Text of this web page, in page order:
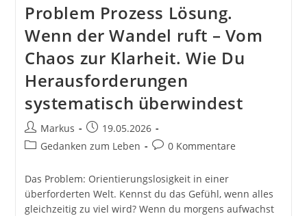
Problem Prozess Lösung.
Wenn der Wandel ruft – Vom
Chaos zur Klarheit. Wie Du
Herausforderungen
systematisch überwindest
Beitrags-
Autor:
Markus
Beitrag
veröffentlicht:
19.05.2026
Beitrags-
Gedanken zum Leben
Beitrags-
0 Kommentare
Das Problem: Orientierungslosigkeit in einer
überforderten Welt. Kennst du das Gefühl, wenn alles
gleichzeitig zu viel wird? Wenn du morgens aufwachst